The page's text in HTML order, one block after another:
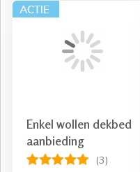
Enkel wollen dekbed
aanbieding
(3)